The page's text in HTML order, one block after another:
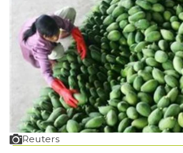
Reuters